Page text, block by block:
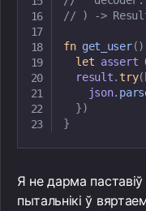
// ) ->
fn get_user()
let assert
  result
. try(
    json
.
})
}
Я не дарма
пытальнікі ў